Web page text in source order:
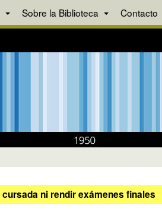
Sobre la Biblioteca Contacto
ni rendir exámenes finales